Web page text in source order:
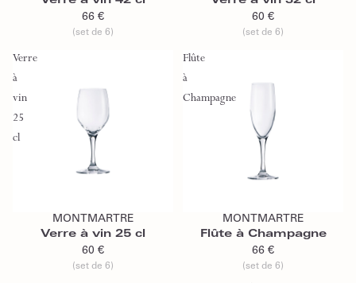
66 €
(set de 6)
60 €
(set de 6)
Verre
à
vin
25
cl
MONTMARTRE
Verre à vin 25 cl
60 €
(set de 6)
Flûte
à
Champagne
MONTMARTRE
Flûte à Champagne
66 €
(set de 6)